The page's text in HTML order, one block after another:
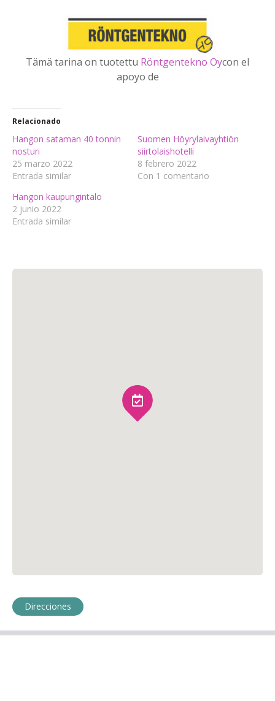
Tämä tarina on tuotettu Röntgentekno Oycon el
apoyo de
Relacionado
Hangon sataman 40 tonnin
nosturi
25 marzo 2022
Entrada similar
Suomen Höyrylaivayhtiön
siirtolaishotelli
8 febrero 2022
Con 1 comentario
Hangon kaupungintalo
2 junio 2022
Entrada similar
Direcciones